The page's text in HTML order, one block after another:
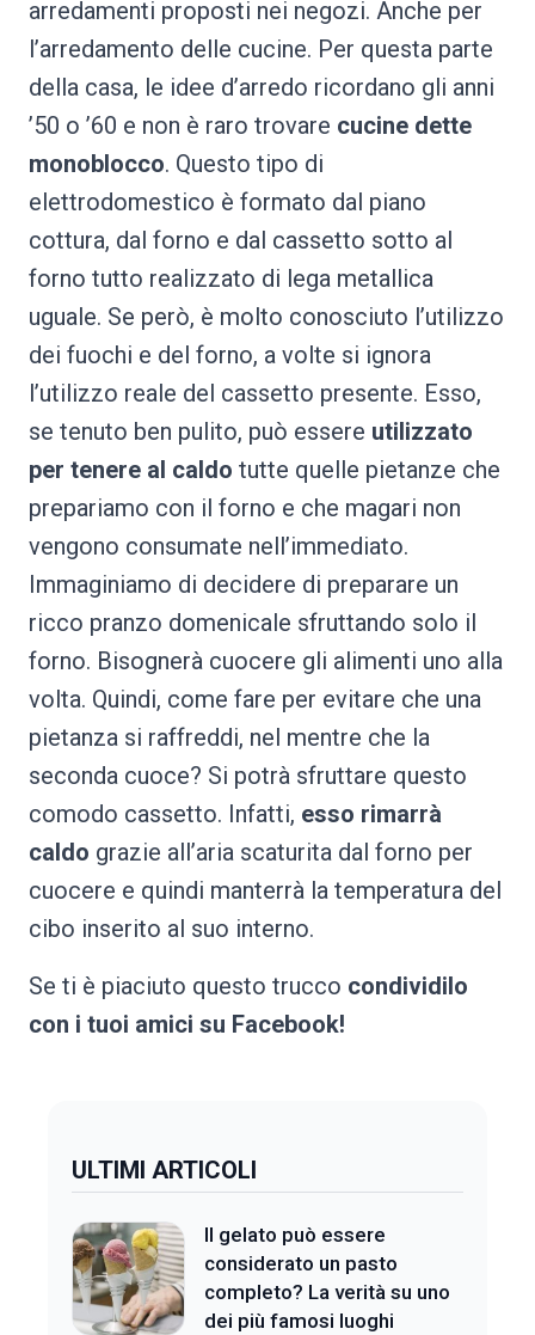
arredamenti proposti nei negozi. Anche per
l’arredamento delle cucine. Per questa parte
della casa, le idee d’arredo ricordano gli anni
’50 o ’60 e non è raro trovare cucine dette
monoblocco. Questo tipo di
elettrodomestico è formato dal piano
cottura, dal forno e dal cassetto sotto al
forno tutto realizzato di lega metallica
uguale. Se però, è molto conosciuto l’utilizzo
dei fuochi e del forno, a volte si ignora
l’utilizzo reale del cassetto presente. Esso,
se tenuto ben pulito, può essere utilizzato
per tenere al caldo tutte quelle pietanze che
prepariamo con il forno e che magari non
vengono consumate nell’immediato.
Immaginiamo di decidere di preparare un
ricco pranzo domenicale sfruttando solo il
forno. Bisognerà cuocere gli alimenti uno alla
volta. Quindi, come fare per evitare che una
pietanza si raffreddi, nel mentre che la
seconda cuoce? Si potrà sfruttare questo
comodo cassetto. Infatti, esso rimarrà
caldo grazie all’aria scaturita dal forno per
cuocere e quindi manterrà la temperatura del
cibo inserito al suo interno.
Se ti è piaciuto questo trucco condividilo
con i tuoi amici su Facebook!
ULTIMI ARTICOLI
Il gelato può essere
considerato un pasto
completo? La verità su uno
dei più famosi luoghi